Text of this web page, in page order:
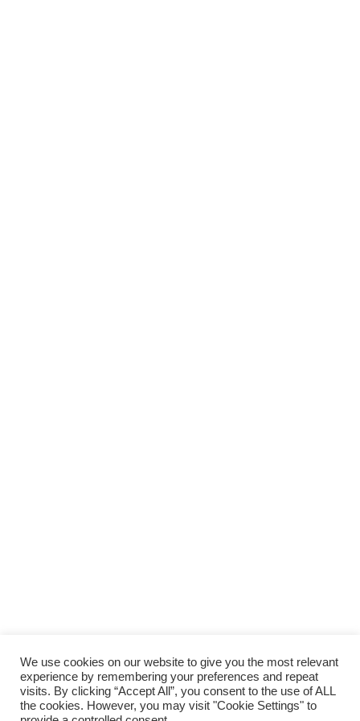
We use cookies on our website to give you the most relevant
experience by remembering your preferences and repeat
visits. By clicking “Accept All”, you consent to the use of ALL
the cookies. However, you may visit "Cookie Settings" to